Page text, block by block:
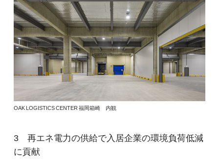
OAK LOGISTICS CENTER 福岡箱崎 内観
再エネ電力の供給で入居企業の環境負荷低減
に貢献